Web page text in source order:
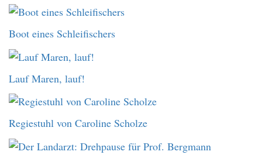
Boot eines Schleifischers
Lauf Maren, lauf!
Regiestuhl von Caroline Scholze